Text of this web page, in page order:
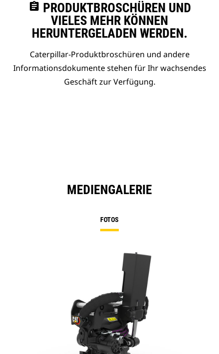
assignment PRODUKTBROSCHÜREN UND
VIELES MEHR KÖNNEN
HERUNTERGELADEN WERDEN.
Caterpillar-Produktbroschüren und andere
Informationsdokumente stehen für Ihr wachsendes
Geschäft zur Verfügung.
MEDIENGALERIE
FOTOS